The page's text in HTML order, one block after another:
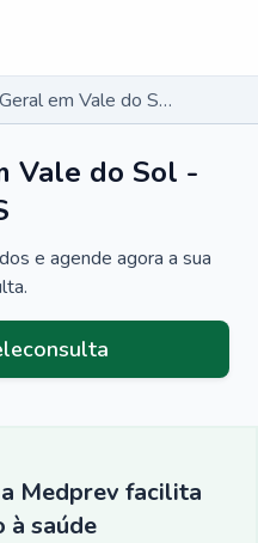
Clínico Geral em Vale do Sol - RS
Vale do Sol -
e agende agora a sua
Medprev facilita
à saúde